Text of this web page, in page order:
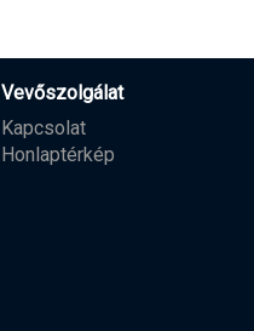
Vevőszolgálat
Kapcsolat
Honlaptérkép